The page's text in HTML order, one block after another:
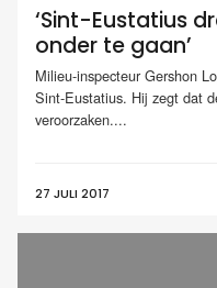
‘Sint-Eustatius
onder te gaan’
Milieu-inspecteur Gershon
Sint-Eustatius. Hij zegt dat
veroorzaken....
27 JULI 2017